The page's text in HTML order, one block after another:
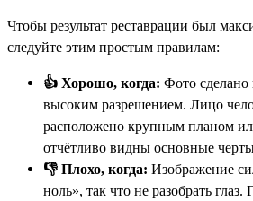
Чтобы результат реставрации был
следуйте этим простым правилам:
👍 Хорошо, когда: Фото сделано
высоким разрешением. Лицо
расположено крупным планом
отчётливо видны основные
👎 Плохо, когда: Изображение
ноль», так что не разобрать